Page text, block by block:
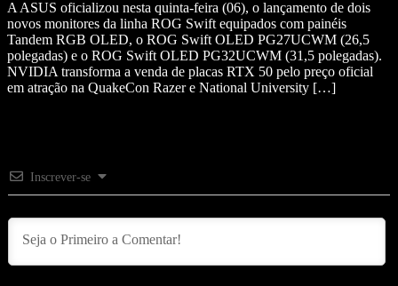
A ASUS oficializou nesta quinta-feira (06), o lançamento de dois
novos monitores da linha ROG Swift equipados com painéis
Tandem RGB OLED, o ROG Swift OLED PG27UCWM (26,5
polegadas) e o ROG Swift OLED PG32UCWM (31,5 polegadas).
NVIDIA transforma a venda de placas RTX 50 pelo preço oficial
em atração na QuakeCon Razer e National University […]
Inscrever-se